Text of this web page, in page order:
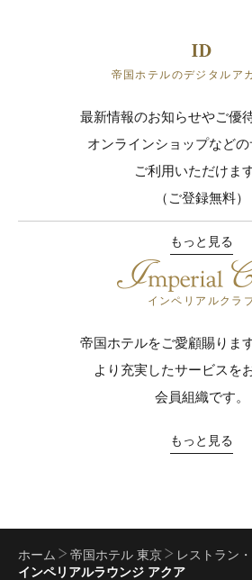
帝国ホテルのデジタルア
最新情報のお知らせやご優
オンラインショップなど
ご利用いただけます
（ご登録無料）
もっと見る
インペリアルクラ
帝国ホテルをご愛顧賜りま
より充実したサービスを
会員組織です。
もっと見る
ホーム 帝国ホテル 東京
レストラン
インペリアルラウンジ アクア